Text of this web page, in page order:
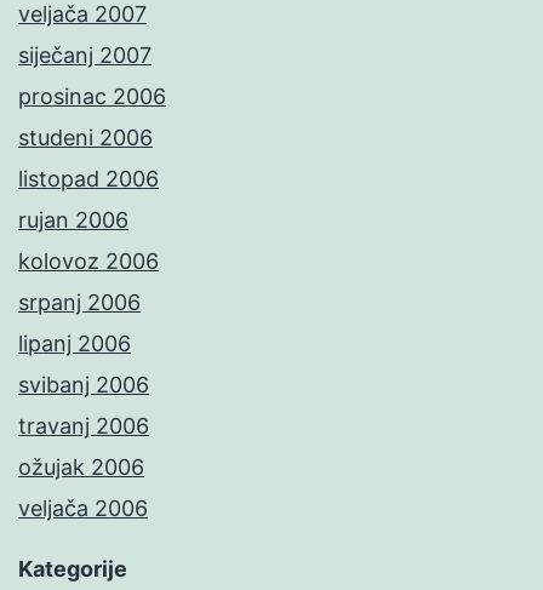
veljača 2007
siječanj 2007
prosinac 2006
studeni 2006
listopad 2006
rujan 2006
kolovoz 2006
srpanj 2006
lipanj 2006
svibanj 2006
travanj 2006
ožujak 2006
veljača 2006
Kategorije